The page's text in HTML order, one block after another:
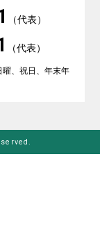
（代表）
（代表）
、祝日、年末年